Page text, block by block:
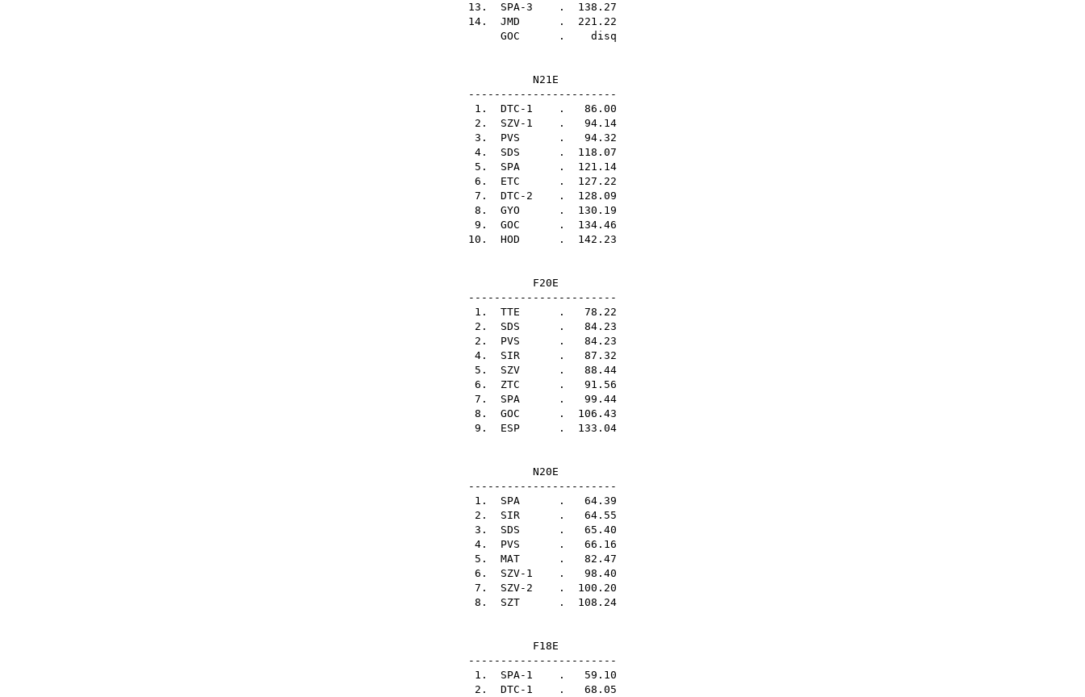
13. SPA-3 . 138.27
14. JMD . 221.22
GOC . disq
N21E
-----------------------
1. DTC-1 . 86.00
2. SZV-1 . 94.14
3. PVS . 94.32
4. SDS . 118.07
5. SPA . 121.14
6. ETC . 127.22
7. DTC-2 . 128.09
8. GYO . 130.19
9. GOC . 134.46
10. HOD . 142.23
F20E
-----------------------
1. TTE . 78.22
2. SDS . 84.23
2. PVS . 84.23
4. SIR . 87.32
5. SZV . 88.44
6. ZTC . 91.56
7. SPA . 99.44
8. GOC . 106.43
9. ESP . 133.04
N20E
-----------------------
1. SPA . 64.39
2. SIR . 64.55
3. SDS . 65.40
4. PVS . 66.16
5. MAT . 82.47
6. SZV-1 . 98.40
7. SZV-2 . 100.20
8. SZT . 108.24
F18E
-----------------------
1. SPA-1 . 59.10
2. DTC-1 . 68.05